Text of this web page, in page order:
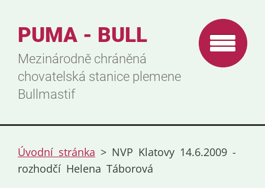
PUMA - BULL
Mezinárodně chráněná
chovatelská stanice plemene
Bullmastif
Úvodní stránka > NVP Klatovy 14.6.2009 -
rozhodčí Helena Táborová